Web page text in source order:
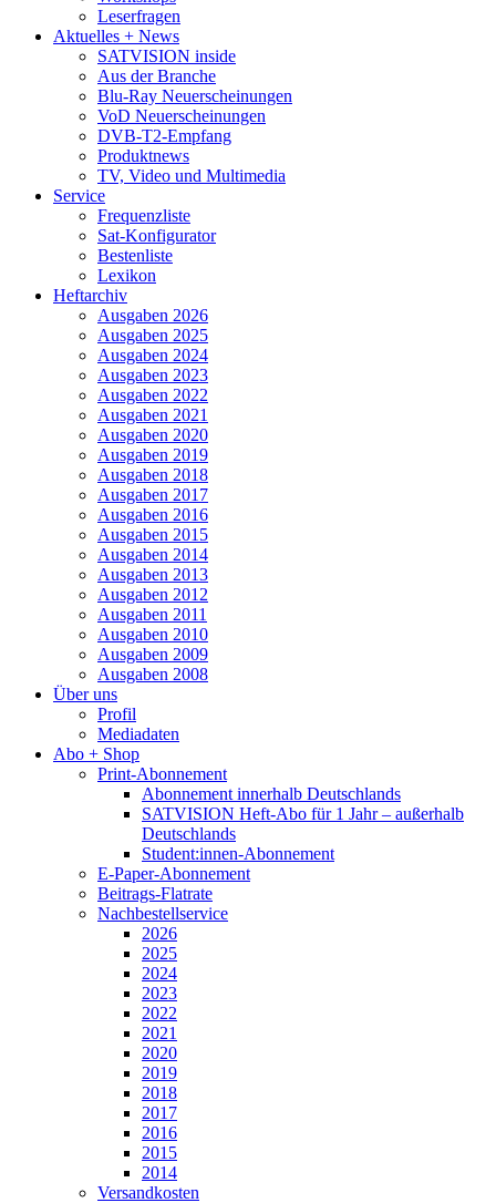
Leserfragen
Aktuelles + News
SATVISION inside
Aus der Branche
Blu-Ray Neuerscheinungen
VoD Neuerscheinungen
DVB-T2-Empfang
Produktnews
TV, Video und Multimedia
Service
Frequenzliste
Sat-Konfigurator
Bestenliste
Lexikon
Heftarchiv
Ausgaben 2026
Ausgaben 2025
Ausgaben 2024
Ausgaben 2023
Ausgaben 2022
Ausgaben 2021
Ausgaben 2020
Ausgaben 2019
Ausgaben 2018
Ausgaben 2017
Ausgaben 2016
Ausgaben 2015
Ausgaben 2014
Ausgaben 2013
Ausgaben 2012
Ausgaben 2011
Ausgaben 2010
Ausgaben 2009
Ausgaben 2008
Über uns
Profil
Mediadaten
Abo + Shop
Print-Abonnement
Abonnement innerhalb Deutschlands
SATVISION Heft-Abo für 1 Jahr – außerhalb
Deutschlands
Student:innen-Abonnement
E-Paper-Abonnement
Beitrags-Flatrate
Nachbestellservice
2026
2025
2024
2023
2022
2021
2020
2019
2018
2017
2016
2015
2014
Versandkosten